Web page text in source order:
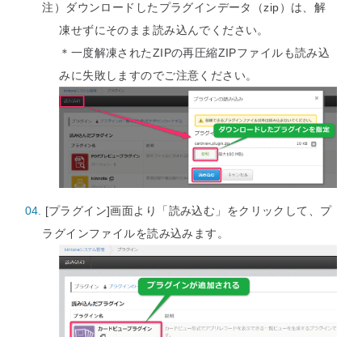
注）ダウンロードしたプラグインデータ（zip）は、解
凍せずにそのまま読み込んでください。
＊一度解凍されたZIPの再圧縮ZIPファイルも読み込
みに失敗しますのでご注意ください。
[プラグイン]画面より「読み込む」をクリックして、プ
ラグインファイルを読み込みます。